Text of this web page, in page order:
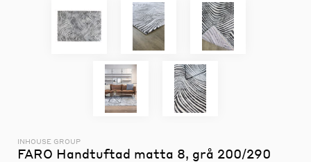
INHOUSE GROUP
FARO Handtuftad matta 8, grå 200/290